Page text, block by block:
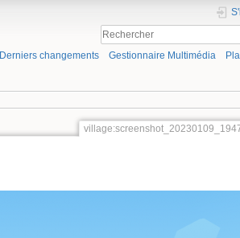
Derniers changements Gestionnaire Multimédia